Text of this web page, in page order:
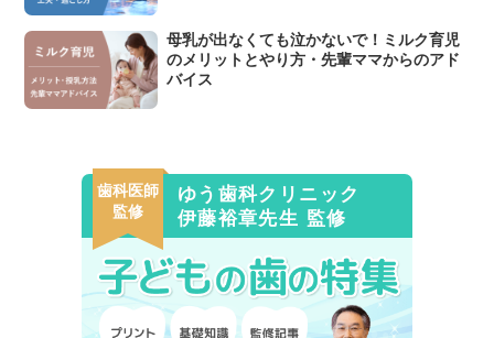
母乳が出なくても泣かないで！ミルク育児
のメリットとやり方・先輩ママからのアド
バイス
歯科医師
監修
ゆう歯科クリニック
伊藤裕章先生 監修